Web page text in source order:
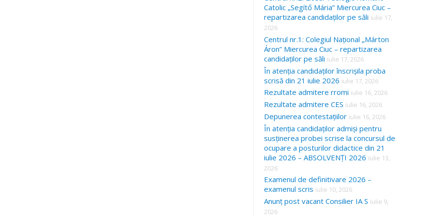
Catolic „Segítő Mária” Miercurea Ciuc –
repartizarea candidaților pe săli iulie 17,
2026
Centrul nr.1: Colegiul Național „Márton
Áron” Miercurea Ciuc – repartizarea
candidaților pe săli iulie 17, 2026
În atenția candidaților înscrișila proba
scrisă din 21 iulie 2026 iulie 17, 2026
Rezultate admitere rromi iulie 16, 2026
Rezultate admitere CES iulie 16, 2026
Depunerea contestațiilor iulie 16, 2026
În atenția candidaților admiși pentru
susținerea probei scrise la concursul de
ocupare a posturilor didactice din 21
iulie 2026 – ABSOLVENȚI 2026 iulie 13,
2026
Examenul de definitivare 2026 –
examenul scris iulie 10, 2026
Anunț post vacant Consilier IA S iulie 9,
2026